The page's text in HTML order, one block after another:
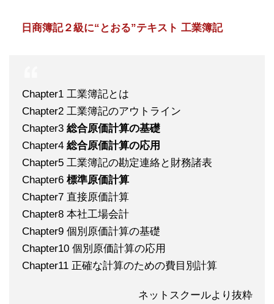
日商簿記２級に“とおる”テキスト 工業簿記
Chapter1 工業簿記とは
Chapter2 工業簿記のアウトライン
Chapter3 総合原価計算の基礎
Chapter4 総合原価計算の応用
Chapter5 工業簿記の勘定連絡と財務諸表
Chapter6 標準原価計算
Chapter7 直接原価計算
Chapter8 本社工場会計
Chapter9 個別原価計算の基礎
Chapter10 個別原価計算の応用
Chapter11 正確な計算のための費目別計算
ネットスクールより抜粋